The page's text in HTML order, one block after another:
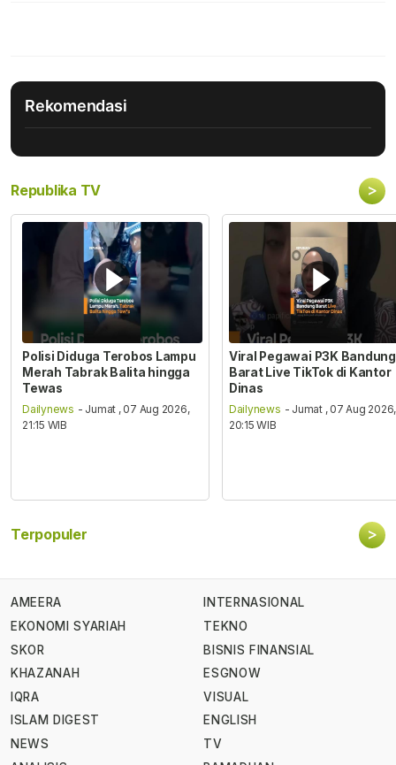
Rekomendasi
Republika TV >
Polisi Diduga Terobos Lampu
Merah Tabrak Balita hingga
Tewas
Dailynews - Jumat , 07 Aug 2026,
21:15 WIB
Viral Pegawai P3K Bandung
Barat Live TikTok di Kantor
Dinas
Dailynews - Jumat , 07 Aug 2026,
20:15 WIB
Terpopuler >
AMEERA
EKONOMI SYARIAH
SKOR
KHAZANAH
IQRA
ISLAM DIGEST
NEWS
INTERNASIONAL
TEKNO
BISNIS FINANSIAL
ESGNOW
VISUAL
ENGLISH
TV